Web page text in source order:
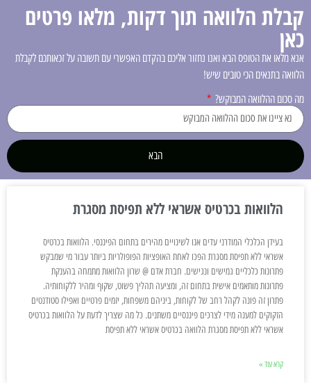
קבלת הלוואה תוך דקות, מלאו פרטים
כאן
אנא מלאו את הטופס הבא ואנו נחזור אליכם בהקדם האפשרי עם תשובה על זכאותכם לקבלת
הלוואה בתנאים הכי טובים שיש!
מה סכום ההלוואה המבוקש?
הבא
הלוואות בכרטיס אשראי ללא תפיסת מסגרת
בעידן הכלכלי המודרני עדים אנו לשינויים מהירים בתחום הפיננסי. הלוואות בכרטיס
אשראי ללא תפיסת מסגרת הפכו לאחת האופציות הפופולריות ביותר עבור מי שמבקש
פתרונות כלכליים גמישים ונגישים. חברת אדם @ שרון הלוואות מתמחה בהענקת
פתרונות מותאמים אישית בתחום זה, ומציעה תהליך פשוט, שקוף ומהיר ללקוחותיה.
פתרון זה פונה לקהל רחב של לקוחות, ביניהם משפחות, יזמים פרטיים ואפילו סטודנטים
הזקוקים למענה מידי לצרכים פיננסיים משתנים. כל מה שצריך לדעת על הלוואות בכרטיס
אשראי ללא תפיסת מסגרת הלוואה בכרטיס אשראי ללא תפיסת
קרא עוד »